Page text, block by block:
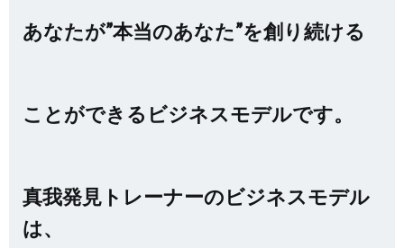
あなたが”本当のあなた”を創り続ける
ことができるビジネスモデルです。
真我発見トレーナーのビジネスモデル
は、